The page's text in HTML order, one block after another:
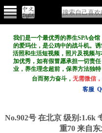
我们是一个最优秀的养生SPA会
的爱玛仕，是公鸡中的战斗机。
活照和生活短视频，照片及视频
加优秀，如有假冒愿承担一切责
业，养生理念超前，保养方法独
台而努力奋斗，无需微信
客服
No.902号 在北京 级别:1.6k
重70 来自